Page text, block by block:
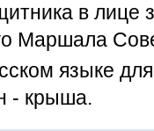
в лице
Маршала
языке
- крыша.